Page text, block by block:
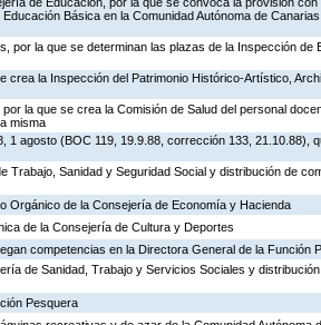
Básica en la Comunidad Autónoma de
por la que se determinan las plazas de la Inspección de
la Inspección del Patrimonio Histórico-Artístico,
la que se crea la Comisión de Salud del personal
misma
agosto (BOC 119, 19.9.88, corrección 133, 21.10.88),
Sanidad y Seguridad Social y distribución de
Orgánico de la Consejería de Economía y Hacienda
de la Consejería de Cultura y Deportes
competencias en la Directora General de la Función
de Sanidad, Trabajo y Servicios Sociales y
Pesquera